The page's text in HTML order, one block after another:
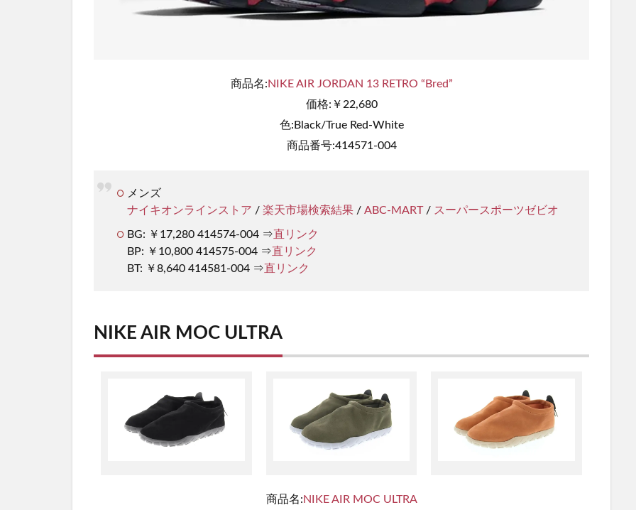
商品名:NIKE AIR JORDAN 13 RETRO “Bred”
価格:￥22,680
色:Black/True Red-White
商品番号:414571-004
メンズ
ナイキオンラインストア / 楽天市場検索結果 / ABC-MART/ スーパースポーツゼビオ
BG: ￥17,280 414574-004 ⇒直リンク
BP: ￥10,800 414575-004 ⇒直リンク
BT: ￥8,640 414581-004 ⇒直リンク
NIKE AIR MOC ULTRA
商品名:NIKE AIR MOC ULTRA